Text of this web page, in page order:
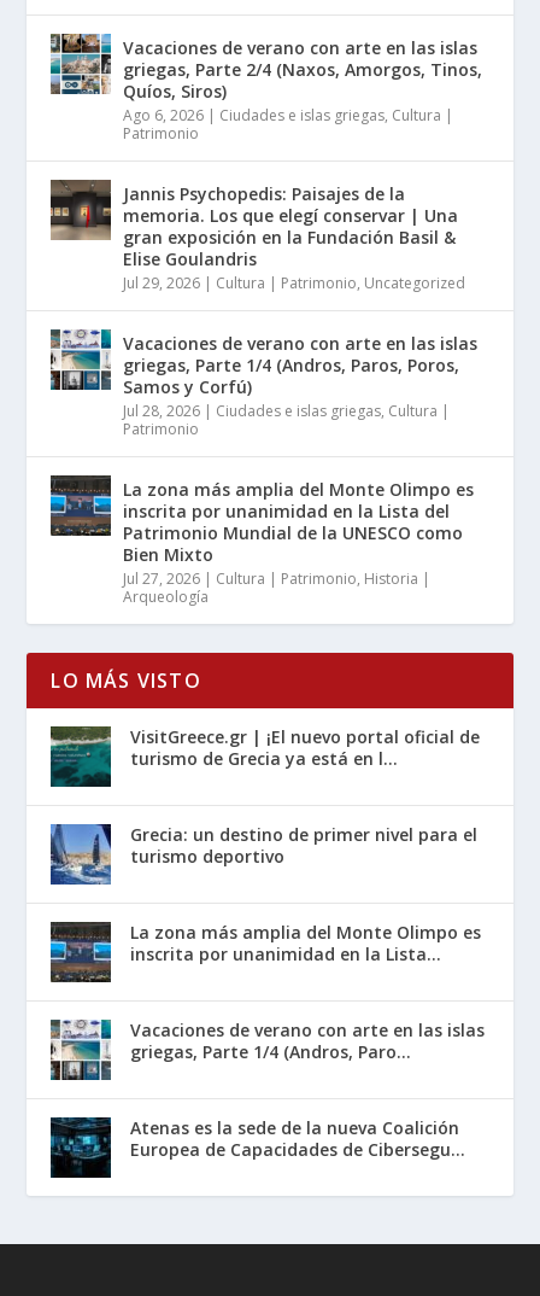
Vacaciones de verano con arte en las islas
griegas, Parte 2/4 (Naxos, Amorgos, Tinos,
Quíos, Siros)
Ago 6, 2026 | Ciudades e islas griegas, Cultura |
Patrimonio
Jannis Psychopedis: Paisajes de la
memoria. Los que elegí conservar | Una
gran exposición en la Fundación Basil &
Elise Goulandris
Jul 29, 2026 | Cultura | Patrimonio, Uncategorized
Vacaciones de verano con arte en las islas
griegas, Parte 1/4 (Andros, Paros, Poros,
Samos y Corfú)
Jul 28, 2026 | Ciudades e islas griegas, Cultura |
Patrimonio
La zona más amplia del Monte Olimpo es
inscrita por unanimidad en la Lista del
Patrimonio Mundial de la UNESCO como
Bien Mixto
Jul 27, 2026 | Cultura | Patrimonio, Historia |
Arqueología
LO MÁS VISTO
VisitGreece.gr | ¡El nuevo portal oficial de
turismo de Grecia ya está en l...
Grecia: un destino de primer nivel para el
turismo deportivo
La zona más amplia del Monte Olimpo es
inscrita por unanimidad en la Lista...
Vacaciones de verano con arte en las islas
griegas, Parte 1/4 (Andros, Paro...
Atenas es la sede de la nueva Coalición
Europea de Capacidades de Cibersegu...